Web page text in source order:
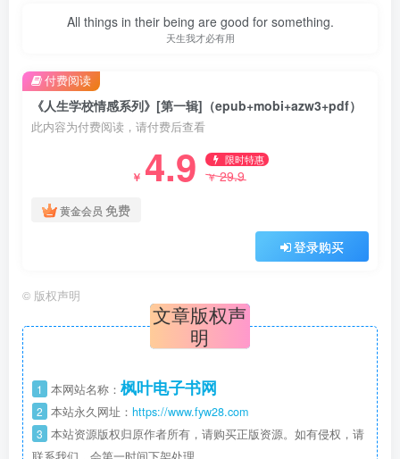
All things in their being are good for something.
天生我才必有用
《人生学校情感系列》[第一辑]（epub+mobi+azw3+pdf）
此内容为付费阅读，请付费后查看
￥ 4.9 限时特惠
￥29.9
黄金会员 免费
登录购买
付费阅读
© 版权声明
文章版权声
明
1 本网站名称： 枫叶电子书网
2 本站永久网址： https://www.fyw28.com
3 本站资源版权归原作者所有，请购买正版资源。如有侵权，请